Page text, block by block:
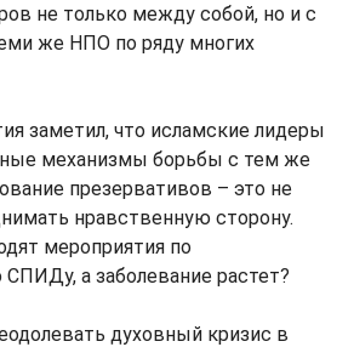
не только между собой, но и с
же НПО по ряду многих
заметил, что исламские лидеры
механизмы борьбы с тем же
презервативов – это не
нравственную сторону.
мероприятия по
а заболевание растет?
духовный кризис в